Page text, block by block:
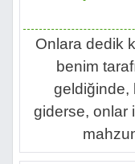
Onlara dedik
benim
geldiğinde,
giderse, onlar